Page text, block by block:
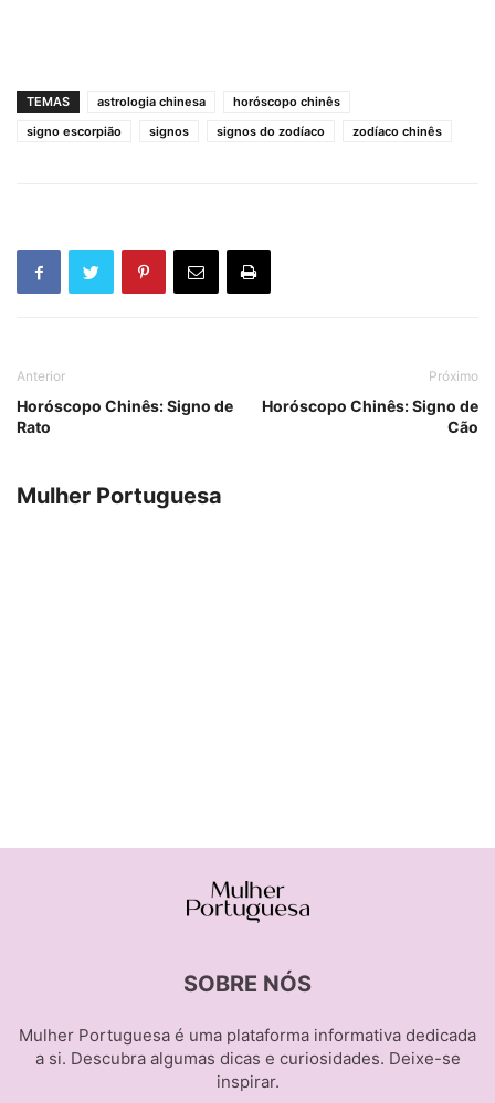
TEMAS astrologia chinesa
horóscopo chinês
signo escorpião
signos signos do zodíaco zodíaco chinês
Anterior
Horóscopo Chinês: Signo de
Rato
Próximo
Horóscopo Chinês: Signo de
Cão
Mulher Portuguesa
SOBRE NÓS
Mulher Portuguesa é uma plataforma informativa dedicada
a si. Descubra algumas dicas e curiosidades. Deixe-se
inspirar.